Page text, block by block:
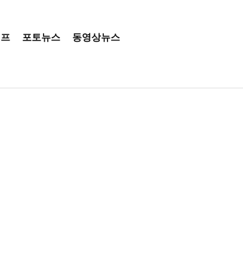
포토뉴스 동영상뉴스